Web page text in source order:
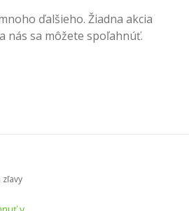
ďalšieho. Žiadna akcia
nás sa môžete spoľahnúť.
zľavy